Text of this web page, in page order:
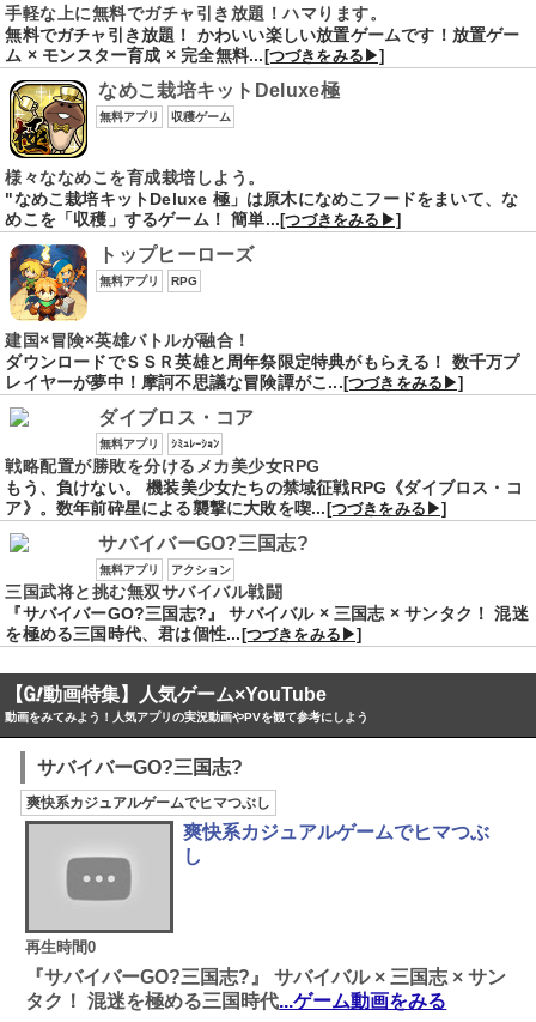
手軽な上に無料でガチャ引き放題！ハマります。
無料でガチャ引き放題！ かわいい楽しい放置ゲームです！放置ゲー
ム × モンスター育成 × 完全無料... [つづきをみる▶]
なめこ栽培キットDeluxe極
無料アプリ 収穫ゲーム
様々ななめこを育成栽培しよう。
"なめこ栽培キットDeluxe 極」は原木になめこフードをまいて、な
めこを「収穫」するゲーム！ 簡単...[つづきをみる▶]
トップヒーローズ
無料アプリ RPG
建国×冒険×英雄バトルが融合！
ダウンロードでＳＳＲ英雄と周年祭限定特典がもらえる！ 数千万プ
レイヤーが夢中！摩訶不思議な冒険譚がこ... [つづきをみる▶]
ダイブロス・コア
無料アプリ ｼﾐｭﾚｰｼｮﾝ
戦略配置が勝敗を分けるメカ美少女RPG
もう、負けない。 機装美少女たちの禁域征戦RPG《ダイブロス・コ
ア》。数年前砕星による襲撃に大敗を喫... [つづきをみる▶]
サバイバーGO?三国志?
無料アプリ アクション
三国武将と挑む無双サバイバル戦闘
『サバイバーGO?三国志?』 サバイバル × 三国志 × サンタク！ 混迷
を極める三国時代、君は個性... [つづきをみる▶]
【 動画特集】人気ゲーム×YouTube
動画をみてみよう！人気アプリの実況動画やPVを観て参考にしよう
サバイバーGO?三国志?
爽快系カジュアルゲームでヒマつぶし
再生時間0
爽快系カジュアルゲームでヒマつぶ
し
『サバイバーGO?三国志?』 サバイバル × 三国志 × サン
タク！ 混迷を極める三国時代...ゲーム動画をみる